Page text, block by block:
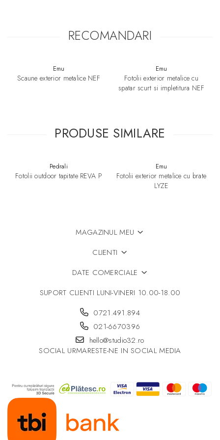
RECOMANDARI
Emu
Scaune exterior metalice NEF
Emu
Fotolii exterior metalice cu
spatar scurt si impletitura NEF
PRODUSE SIMILARE
Pedrali
Fotolii outdoor tapitate REVA P
Emu
Fotolii exterior metalice cu brate
LYZE
MAGAZINUL MEU
CLIENTI
DATE COMERCIALE
SUPORT CLIENTI LUNI-VINERI 10.00-18.00
0721.491.894
021-6670396
hello@studio32.ro
SOCIAL URMARESTE-NE IN SOCIAL MEDIA